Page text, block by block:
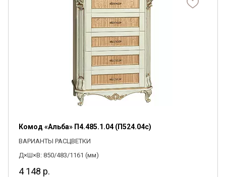
Комод «Альба» П4.485.1.04 (П524.04с)
ВАРИАНТЫ РАСЦВЕТКИ
Д×Ш×В: 850/483/1161 (мм)
4 148 р.